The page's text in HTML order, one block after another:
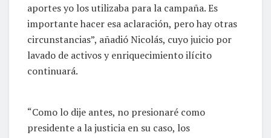
aportes yo los utilizaba para la campaña. Es
importante hacer esa aclaración, pero hay otras
circunstancias”, añadió Nicolás, cuyo juicio por
lavado de activos y enriquecimiento ilícito
continuará.
“Como lo dije antes, no presionaré como
presidente a la justicia en su caso, los